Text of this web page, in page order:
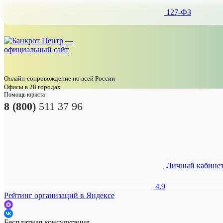
127-ФЗ
Личный
Онлайн-сопровождение по всей России
Офисы в 28 городах
Помощь юриста
8 (800) 511 37 96
4.9
Рейтинг организаций в Яндексе